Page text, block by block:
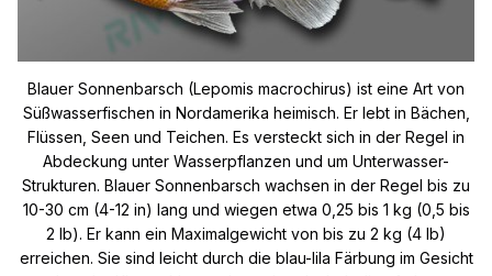
Blauer Sonnenbarsch (Lepomis macrochirus) ist eine Art von
Süßwasserfischen in Nordamerika heimisch. Er lebt in Bächen,
Flüssen, Seen und Teichen. Es versteckt sich in der Regel in
Abdeckung unter Wasserpflanzen und um Unterwasser-
Strukturen. Blauer Sonnenbarsch wachsen in der Regel bis zu
10-30 cm (4-12 in) lang und wiegen etwa 0,25 bis 1 kg (0,5 bis
2 lb). Er kann ein Maximalgewicht von bis zu 2 kg (4 lb)
erreichen. Sie sind leicht durch die blau-lila Färbung im Gesicht